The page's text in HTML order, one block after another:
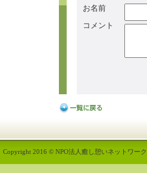
お名前
コメント
Copyright 2016 © NPO法人癒し憩いネットワー